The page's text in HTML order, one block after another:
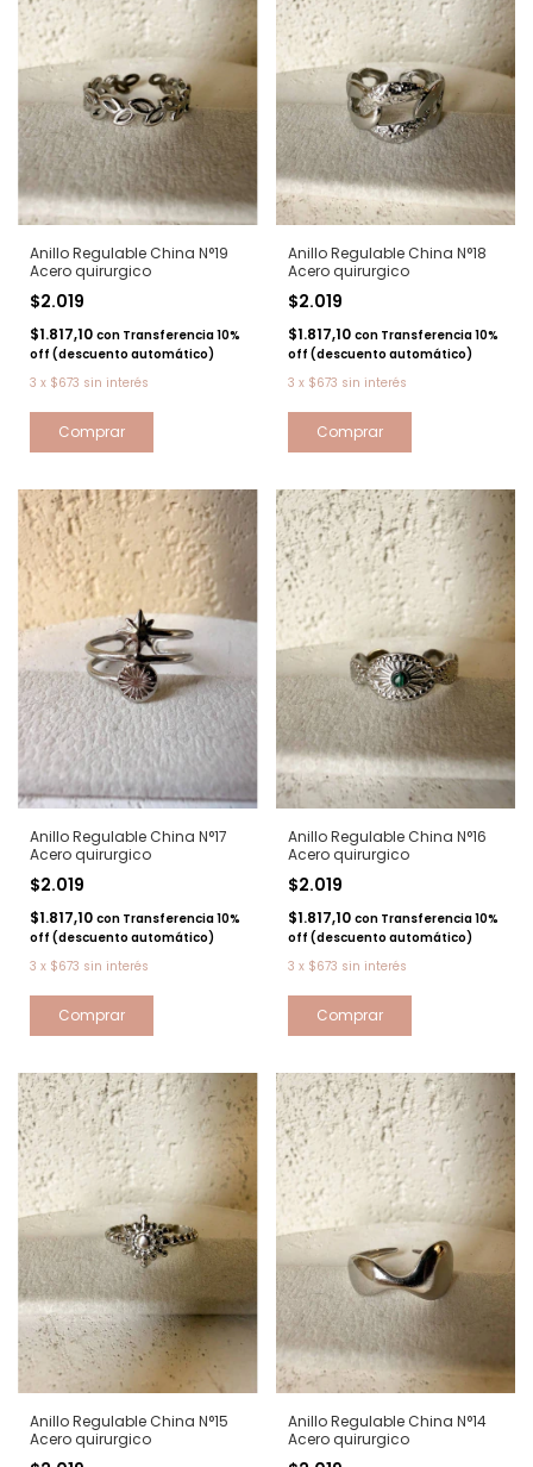
Anillo Regulable China N°19
Acero quirurgico
$2.019
$1.817,10 con Transferencia 10%
off (descuento automático)
3 x $673 sin interés
Anillo Regulable China N°18
Acero quirurgico
$2.019
$1.817,10 con Transferencia 10%
off (descuento automático)
3 x $673 sin interés
Anillo Regulable China N°17
Acero quirurgico
$2.019
$1.817,10 con Transferencia 10%
off (descuento automático)
3 x $673 sin interés
Anillo Regulable China N°16
Acero quirurgico
$2.019
$1.817,10 con Transferencia 10%
off (descuento automático)
3 x $673 sin interés
Anillo Regulable China N°15
Acero quirurgico
Anillo Regulable China N°14
Acero quirurgico